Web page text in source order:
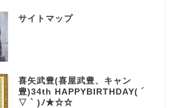
サイトマップ
喜矢武豊(喜屋武豊、キャン
豊)34th HAPPYBIRTHDAY( ´
▽ ` )ﾉ★☆☆